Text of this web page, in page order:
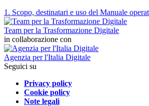
1. Scopo, destinatari e uso del Manuale
Team per la Trasformazione Digitale
in collaborazione con
Agenzia per l'Italia Digitale
Seguici su
Privacy policy
Cookie policy
Note legali